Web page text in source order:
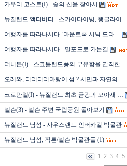
카우리 코스트(I) - 숲의 신을 찾아서
뉴질랜드 액티비티 - 스카이다이빙, 행글라이
여행자를 따라나서다 ‘마운트쿡 시닉 드라…
여행자를 따라나서다 - 밀포드로 가는길
더니든(I) - 스코틀랜드풍의 부유함을 간직한
오레와, 티리티리마탕이 섬 ? 시민과 자연의 …
코로만델(I) - 뉴질랜드 최초 금광과 모아새 …
넬슨(3) - 넬슨 주변 국립공원 돌아보기
뉴질랜드 남섬 - 사우스랜드 인버카길 박물관
뉴질랜드 남섬, 픽튼/넬슨 박물관들 (1)
1 2 3 4 5